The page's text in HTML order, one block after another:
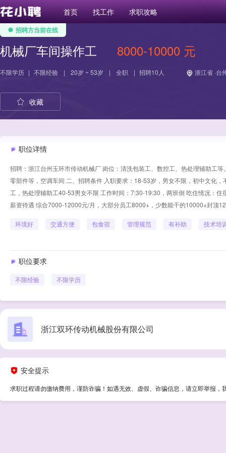
首页 找工作 求职攻略
招聘方当前在线
机械厂车间操作工 8000-10000 元
不限学历 | 不限经验 | 20岁 ~ 53岁 | 全职 | 招聘10人 浙江省 ·台
收藏
职位详情
招聘：浙江台州玉环市传动机械厂 岗位：清洗包装工、数控工、热处理辅助工
零部件等，空调车间 二、招聘条件 入职要求：18-53岁，男女不限，初中文化
工，热处理辅助工40-53男女不限 工作时间：7:30-19:30，两班倒 吃住情况：
薪资待遇 综合7000-12000元/月，大部分员工8000+，少数能干的10000+封顶
环境好 交通方便 包食宿 管理规范 有补助 技术培
职位要求
不限经验 不限学历
浙江双环传动机械股份有限公司
安全提示
求职过程请勿缴纳费用，谨防诈骗！如遇无效、虚假、诈骗信息，请立即举报，